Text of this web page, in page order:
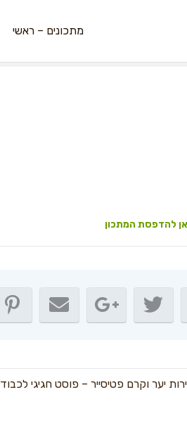
מתכונים – ראשי
להדפסת המתכון
יער וקרם פטיסייר – פוסט חגיגי לכבוד 40 אלף אוהדים